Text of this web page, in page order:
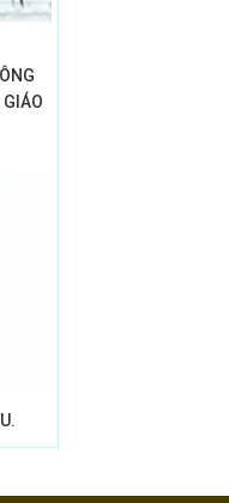
GIÁO